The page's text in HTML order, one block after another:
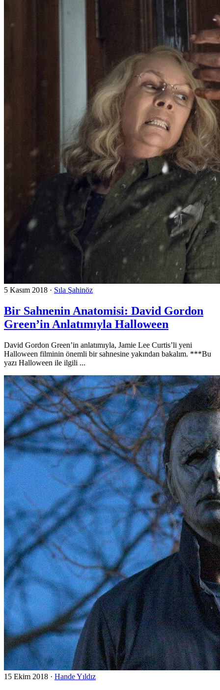
5 Kasım 2018 · Sıla Şahinöz
Bir Sahnenin Anatomisi: David Gordon
Green’in Anlatımıyla Halloween
David Gordon Green’in anlatımıyla, Jamie Lee Curtis’li yeni
Halloween filminin önemli bir sahnesine yakından bakalım. ***Bu
yazı Halloween ile ilgili ...
15 Ekim 2018 · Hande Yıldız